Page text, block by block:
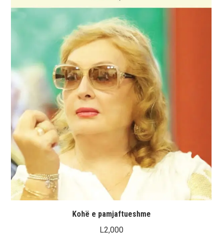
Kohë e pamjaftueshme
L2,000